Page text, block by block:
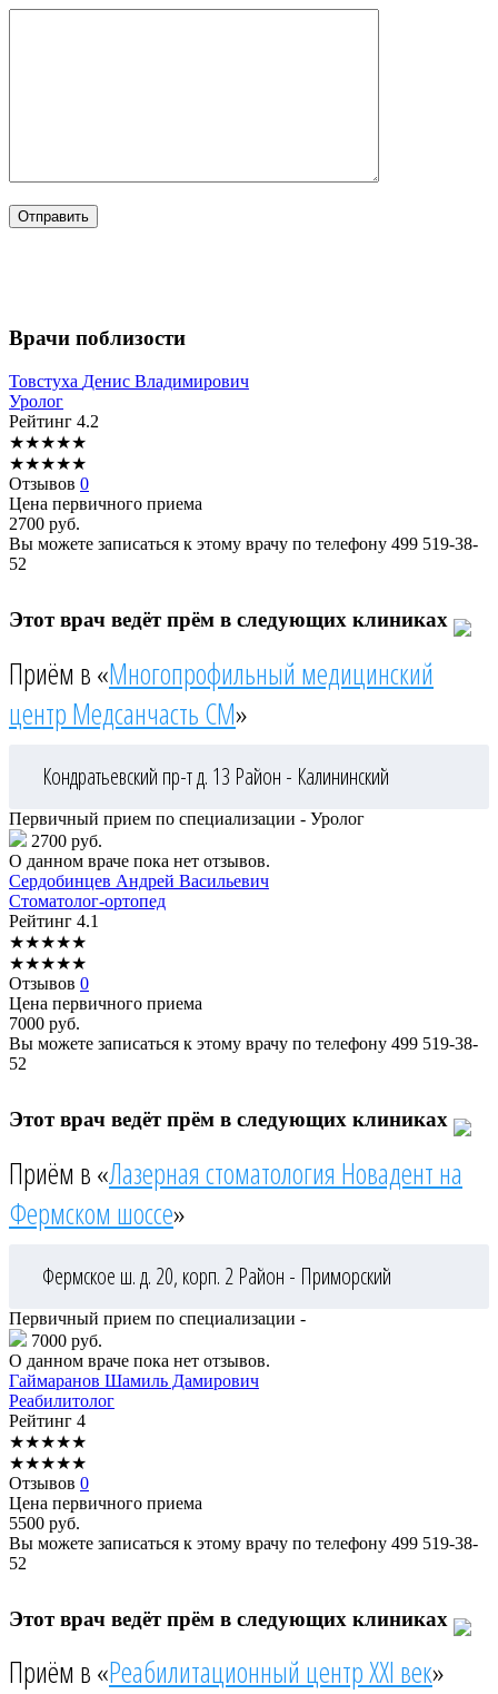
Врачи поблизости
Товстуха Денис Владимирович
Уролог
Рейтинг 4.2
★★★★★
★★★★★
Отзывов 0
Цена первичного приема
2700 руб.
Вы можете записаться к этому врачу по телефону 499 519-38-
52
Этот врач ведёт прём в следующих клиниках
Приём в «Многопрофильный медицинский
центр Медсанчасть СМ»
Кондратьевский пр-т д. 13 Район - Калининский
Первичный прием по специализации - Уролог
2700 руб.
О данном враче пока нет отзывов.
Сердобинцев Андрей Васильевич
Стоматолог-ортопед
Рейтинг 4.1
★★★★★
★★★★★
Отзывов 0
Цена первичного приема
7000 руб.
Вы можете записаться к этому врачу по телефону 499 519-38-
52
Этот врач ведёт прём в следующих клиниках
Приём в «Лазерная стоматология Новадент на
Фермском шоссе»
Фермское ш. д. 20, корп. 2 Район - Приморский
Первичный прием по специализации -
7000 руб.
О данном враче пока нет отзывов.
Гаймаранов Шамиль Дамирович
Реабилитолог
Рейтинг 4
★★★★★
★★★★★
Отзывов 0
Цена первичного приема
5500 руб.
Вы можете записаться к этому врачу по телефону 499 519-38-
52
Этот врач ведёт прём в следующих клиниках
Приём в «Реабилитационный центр XXI век»